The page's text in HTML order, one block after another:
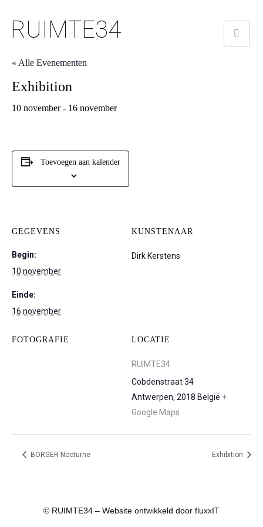
RUIMTE34
« Alle Evenementen
Exhibition
10 november- 16 november
Toevoegen aan kalender
GEGEVENS
Begin:
10 november
Einde:
16 november
LOCATIE
RUIMTE34
Cobdenstraat 34
Antwerpen, 2018 België +
Google Maps
KUNSTENAAR
Dirk Kerstens
FOTOGRAFIE
BORGER Nocturne Exhibition
© RUIMTE34 – Website ontwikkeld door fluxxIT